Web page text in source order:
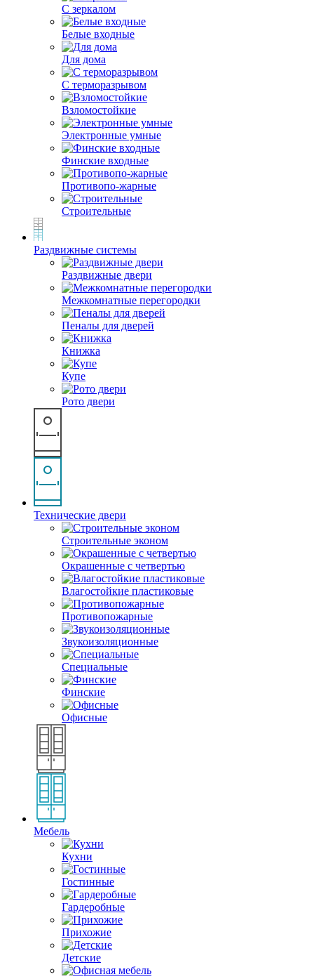
С зеркалом
Белые входные
Для дома
С терморазрывом
Взломостойкие
Электронные умные
Финские входные
Противопо-жарные
Строительные
Раздвижные системы
Раздвижные двери
Межкомнатные перегородки
Пеналы для дверей
Книжка
Купе
Рото двери
Технические двери
Строительные эконом
Окрашенные с четвертью
Влагостойкие пластиковые
Противопожарные
Звукоизоляционные
Специальные
Финские
Офисные
Мебель
Кухни
Гостинные
Гардеробные
Прихожие
Детские